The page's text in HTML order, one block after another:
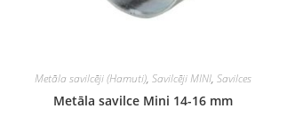
Metāla savilcēji (Hamuti),Savilcēji MINI,Savilces
Metāla savilce Mini 14-16 mm